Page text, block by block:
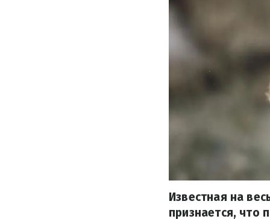
Известная на
признается, что